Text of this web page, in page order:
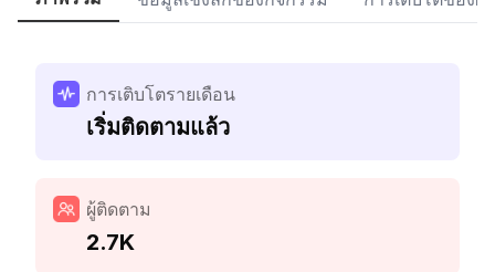
การเติบโตรายเดือน
เริ่มติดตามแล้ว
ผู้ติดตาม
2.7K